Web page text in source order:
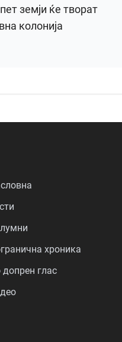
земји ќе творат
колонија
хроника
допрен глас